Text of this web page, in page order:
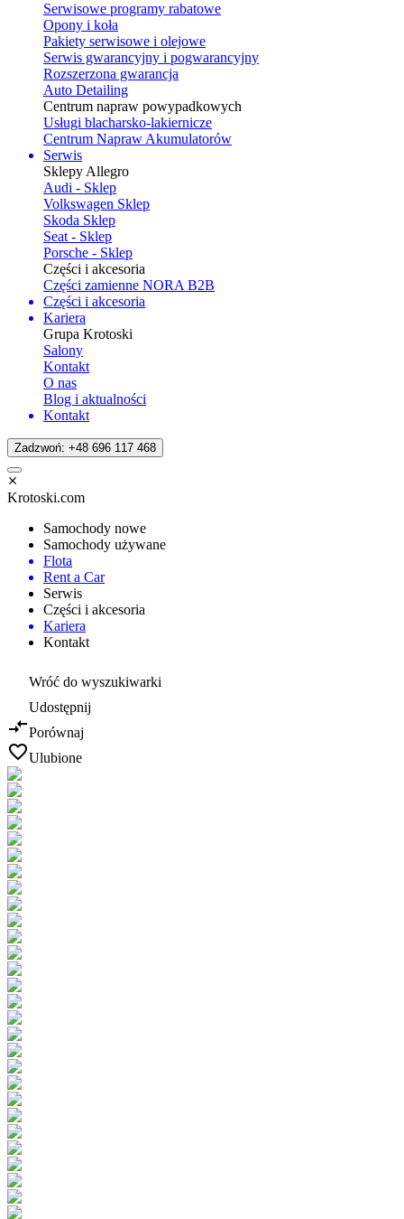
Serwisowe programy rabatowe
Opony i koła
Pakiety serwisowe i olejowe
Serwis gwarancyjny i pogwarancyjny
Rozszerzona gwarancja
Auto Detailing
Centrum napraw powypadkowych
Usługi blacharsko-lakiernicze
Centrum Napraw Akumulatorów
Serwis
Sklepy Allegro
Audi - Sklep
Volkswagen Sklep
Skoda Sklep
Seat - Sklep
Porsche - Sklep
Części i akcesoria
Części zamienne NORA B2B
Części i akcesoria
Kariera
Grupa Krotoski
Salony
Kontakt
O nas
Blog i aktualności
Kontakt
Zadzwoń: +48 696 117 468
Krotoski.com
Samochody nowe
Samochody używane
Flota
Rent a Car
Serwis
Części i akcesoria
Kariera
Kontakt
Wróć do wyszukiwarki
Udostępnij
Porównaj
Ulubione